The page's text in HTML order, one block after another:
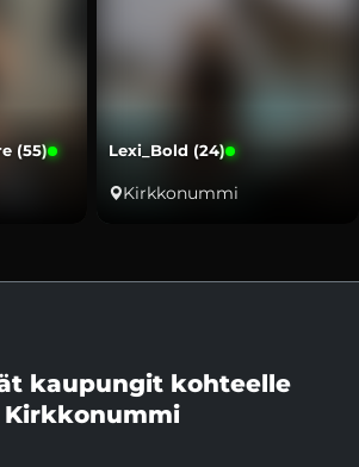
(55) Lexi_Bold (24)
Kirkkonummi
kaupungit kohteelle
Kirkkonummi